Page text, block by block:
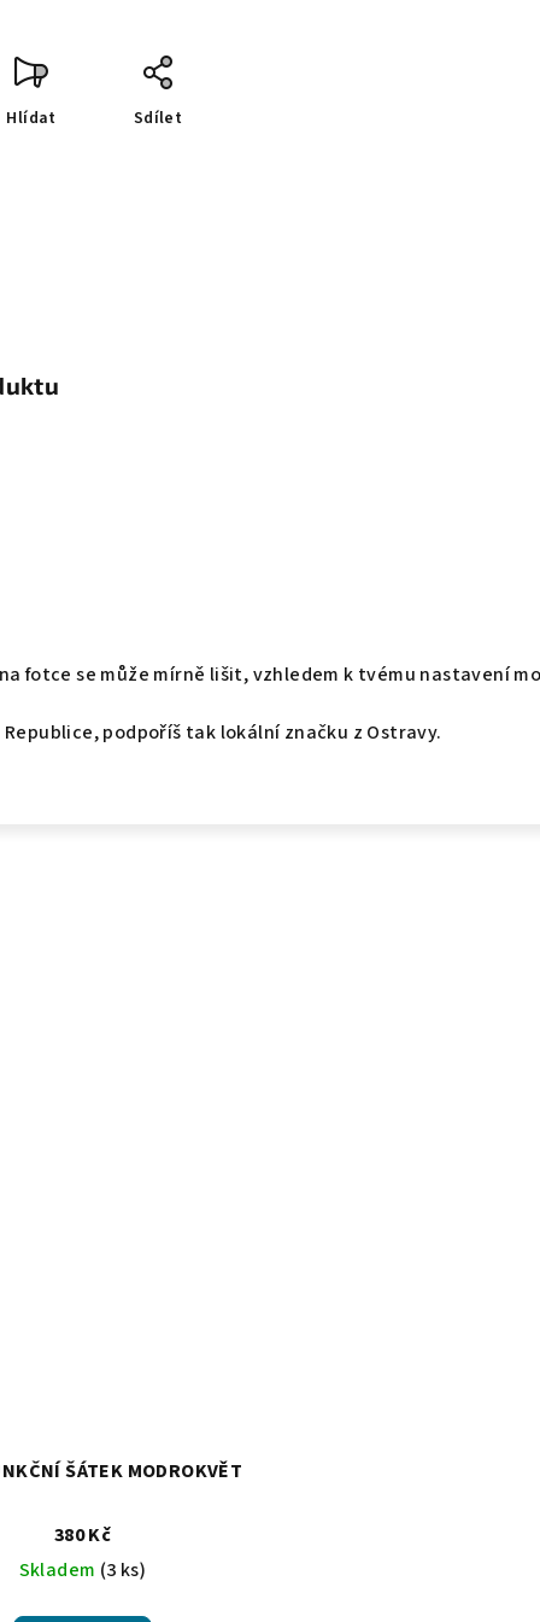
Hlídat Sdílet
na fotce se může mírně lišit, vzhledem k tvému nastavení
podpoříš tak lokální značku z Ostravy.
ŠÁTEK MODROKVĚT
380 Kč
Skladem (3 ks)